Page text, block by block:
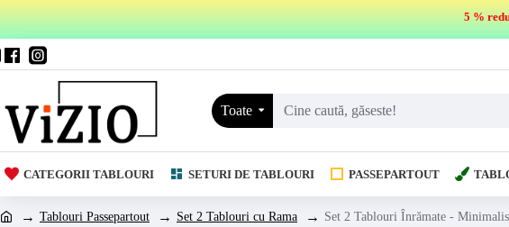
5 %
Toate
CATEGORII TABLOURI SETURI DE TABLOURI PASSEPARTOUT
Tablouri Passepartout Set 2 Tablouri cu Rama Set 2 Tablouri Înrămate -